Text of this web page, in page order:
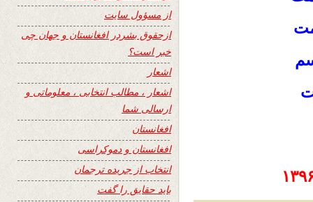
از مسؤول سایت
ازحقوق بشردر افغانستان و جهان چی
خبر است؟
اشعار
اشعار ، مطالب انتخابی ، معلوماتی و
ارسالی شما
افغانستان
افغانستان و دموکراسی
انتخاب از جریده ترجمان
باید حقایق را گفت